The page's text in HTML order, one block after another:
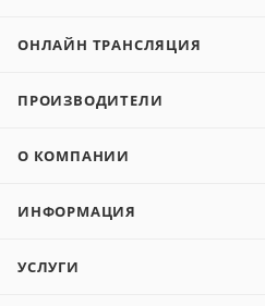
ОНЛАЙН ТРАНСЛЯЦИЯ
ПРОИЗВОДИТЕЛИ
О КОМПАНИИ
ИНФОРМАЦИЯ
УСЛУГИ